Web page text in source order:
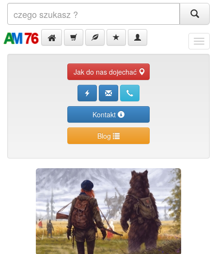
Menu
Jak do nas dojechać
Kontakt
Blog